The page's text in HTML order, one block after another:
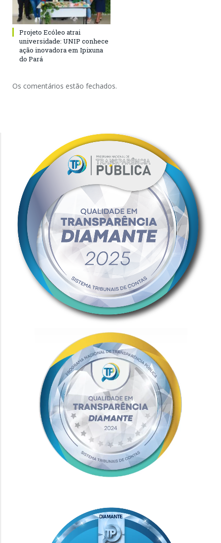
Projeto Ecóleo atrai
universidade: UNIP conhece
ação inovadora em Ipixuna
do Pará
Os comentários estão fechados.